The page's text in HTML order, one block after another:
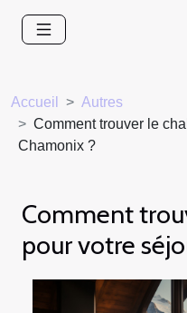
Accueil
Autres
Comment trouver le
Chamonix ?
Comment
pour votre